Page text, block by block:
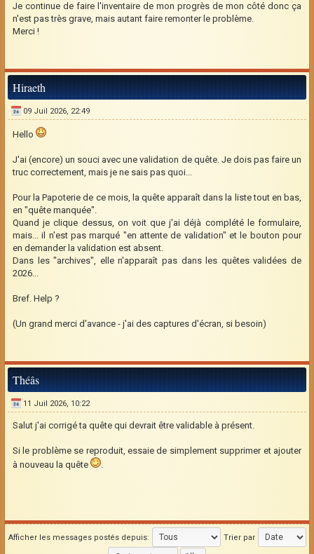
Je continue de faire l'inventaire de mon progrès de mon côté donc ça
n'est pas très grave, mais autant faire remonter le problème.
Merci !
Hiraeth
09 Juil 2026, 22:49
Hello
J'ai (encore) un souci avec une validation de quête. Je dois pas faire un
truc correctement, mais je ne sais pas quoi...
Pour la Papoterie de ce mois, la quête apparaît dans la liste tout en bas,
en "quête manquée".
Quand je clique dessus, on voit que j'ai déjà complété le formulaire,
mais... il n'est pas marqué "en attente de validation" et le bouton pour
en demander la validation est absent.
Dans les "archives", elle n'apparaît pas dans les quêtes validées de
2026...
Bref. Help ?
(Un grand merci d'avance - j'ai des captures d'écran, si besoin)
Théâs
11 Juil 2026, 10:22
Salut j'ai corrigé ta quête qui devrait être validable à présent.
Si le problème se reproduit, essaie de simplement supprimer et ajouter
à nouveau la quête
.
Afficher les messages postés depuis: Trier par